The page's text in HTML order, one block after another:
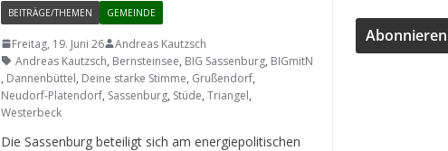
BEITRÄGE/THEMEN GEMEINDE
Freitag, 19. Juni 26
Andreas Kautzsch
Andreas Kautzsch, Bernsteinsee, BIG Sassenburg, BIGmitN
, Dannenbüttel, Deine starke Stimme, Grußendorf,
Neudorf-Platendorf, Sassenburg, Stüde, Triangel,
Westerbeck
Die Sas­sen­burg betei­ligt sich am ener­gie­po­li­ti­schen